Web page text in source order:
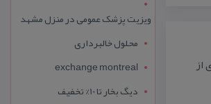
از
ویزیت پزشک عمومی در منزل مشهد
محلول خالبرداری
exchange montreal
دیگ بخار تا 10% تخفیف